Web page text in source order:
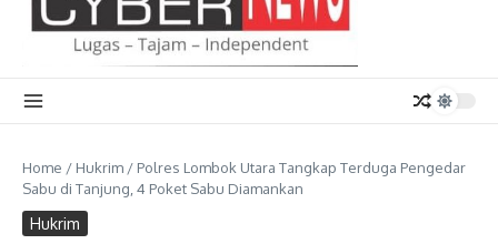
Home / Hukrim / Polres Lombok Utara Tangkap Terduga Pengedar
Sabu di Tanjung, 4 Poket Sabu Diamankan
Hukrim